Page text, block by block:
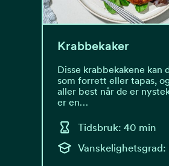
Krabbekaker
Disse krabbekakene kan
som forrett eller tapas,
aller best når de er
er en…
Tidsbruk: 40 min
Vanskelighetsgrad: